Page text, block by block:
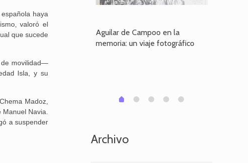
haya
valoró el
que sucede
de movilidad—
Isla, y su
Madoz,
Navia.
a suspender
Campoo en la
Aguilar de Campoo en la
memoria: un viaje fotográfico
0 1 2 3 4
Archivo